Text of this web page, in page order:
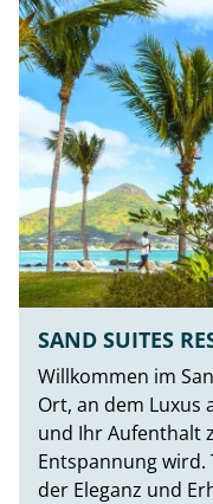
SAND SUITES
Willkommen im
Ort, an dem
und Ihr Aufenthalt
Entspannung wird.
der Eleganz und